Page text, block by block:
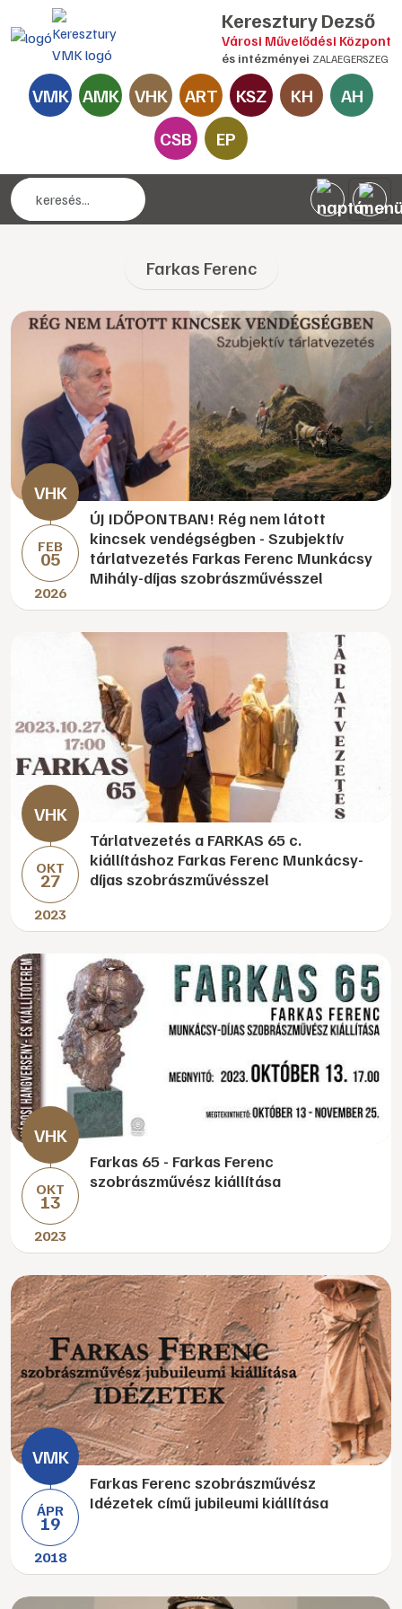
Keresztury Dezső
Városi Művelődési Központ
és intézményei ZALAEGERSZEG
VMK AMK VHK ART KSZ KH
AH
CSB
EP
Farkas Ferenc
FEB
05
2026
ÚJ IDŐPONTBAN! Rég nem látott
kincsek vendégségben - Szubjektív
tárlatvezetés Farkas Ferenc Munkácsy
Mihály-díjas szobrászművésszel
OKT
27
2023
Tárlatvezetés a FARKAS 65 c.
kiállításhoz Farkas Ferenc Munkácsy-
díjas szobrászművésszel
OKT
13
2023
Farkas 65 - Farkas Ferenc
szobrászművész kiállítása
ÁPR
19
2018
Farkas Ferenc szobrászművész
Idézetek című jubileumi kiállítása